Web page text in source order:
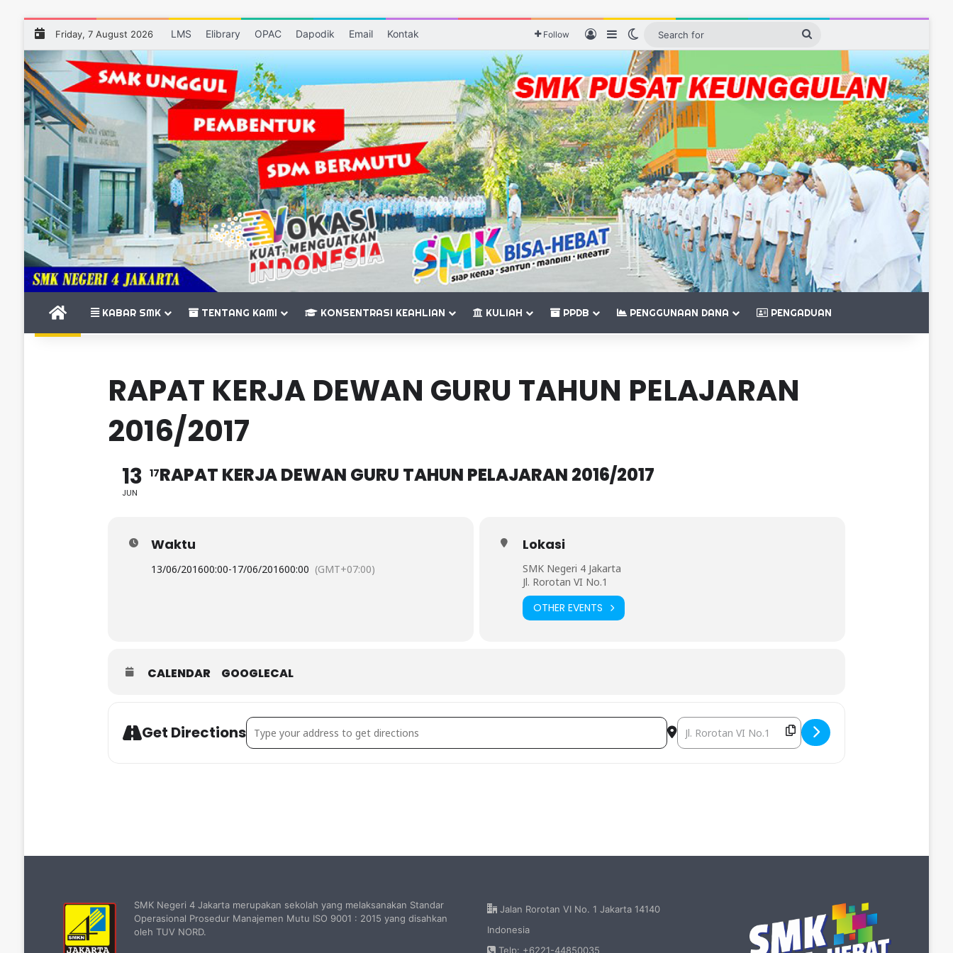
Friday, 7 August 2026 LMS Elibrary OPAC Dapodik Email Kontak Follow Log InSidebarSwitch skin
Search
BERANDAKABAR SMK TENTANG KAMI KONSENTRASI KEAHLIAN KULIAH PPDB PENGGUNAAN DANA PENGADUAN
RAPAT KERJA DEWAN GURU TAHUN PELAJARAN
2016/2017
13
JUN
17RAPAT KERJA DEWAN GURU TAHUN PELAJARAN 2016/2017
Waktu
13/06/201600:00-17/06/201600:00 (GMT+07:00)
Lokasi
SMK Negeri 4 Jakarta
Jl. Rorotan VI No.1
OTHER EVENTS
CALENDAR GOOGLECAL
Get DirectionsAddress - Rapat Kerja Dewan Guru Tahun Pelajaran 2016/2017 [PqvykmaBS] Destination Address - Rapat Kerja Dewan Guru Tahun
SMK Negeri 4 Jakarta merupakan sekolah yang melaksanakan Standar
Operasional Prosedur Manajemen Mutu ISO 9001 : 2015 yang disahkan
oleh TUV NORD.
Jalan Rorotan VI No. 1 Jakarta 14140
Indonesia
Telp: +6221-44850035